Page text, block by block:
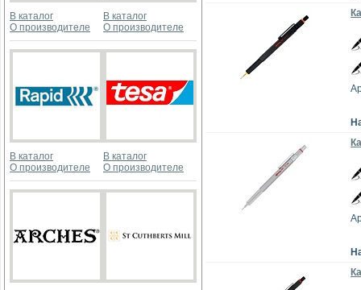
В каталог
О производителе
В каталог
О производителе
В каталог
О производителе
В каталог
О производителе